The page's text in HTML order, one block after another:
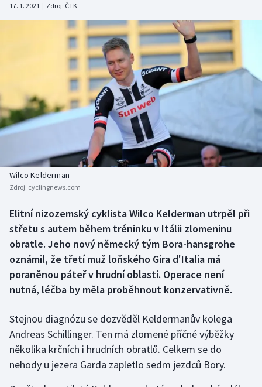
Americký fotbal
Baseball a softbal
Biatlon
Boby a skeleton
Box
Curling
Dostihy
Florbal
Futsal
Gymnastika
NEPŘEHLÉDNĚTE
Historické návraty
Aplikace ČT sport
AZ kvíz
17. 1. 2021 | Zdroj: ČTK
Wilco Kelderman
Zdroj: cyclingnews.com
Elitní nizozemský cyklista Wilco Kelderman utrpěl při
střetu s autem během tréninku v Itálii zlomeninu
obratle. Jeho nový německý tým Bora-hansgrohe
oznámil, že třetí muž loňského Gira d'Italia má
poraněnou páteř v hrudní oblasti. Operace není
nutná, léčba by měla proběhnout konzervativně.
Stejnou diagnózu se dozvěděl Keldermanův kolega
Andreas Schillinger. Ten má zlomené příčné výběžky
několika krčních i hrudních obratlů. Celkem se do
nehody u jezera Garda zapletlo sedm jezdců Bory.